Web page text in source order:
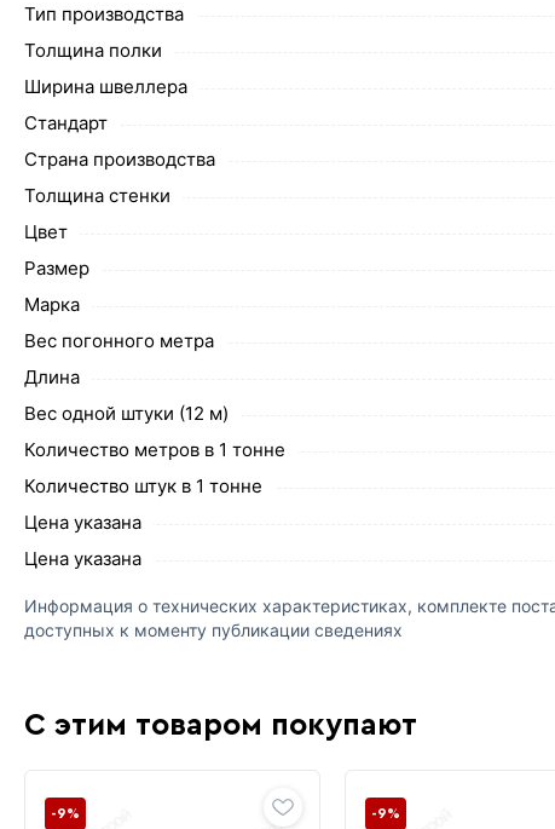
Тип производства
Толщина полки
Ширина швеллера
Стандарт
Страна производства
Толщина стенки
Цвет
Размер
Марка
Вес погонного метра
Длина
Вес одной штуки (12 м)
Количество метров в 1 тонне
Количество штук в 1 тонне
Цена указана
Цена указана
Информация о технических характеристиках, комплекте
доступных к моменту публикации сведениях
С этим товаром покупают
-9% -9%